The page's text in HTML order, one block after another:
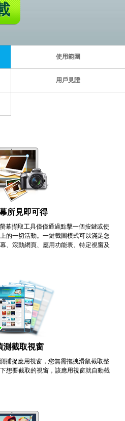
使用範圍
用戶見證
所見即可得
幕擷取工具僅僅通過點擊一個按鍵或使
的一切活動。一鍵截圖模式可以滿足您
、滾動網頁、應用功能表、特定視窗及
測截取視窗
捕捉應用視窗，您無需拖拽滑鼠截取整
想要截取的視窗，該應用視窗就自動截